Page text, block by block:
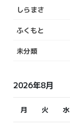
しらまさ
ふくもと
未分類
2026年8月
月 火 水